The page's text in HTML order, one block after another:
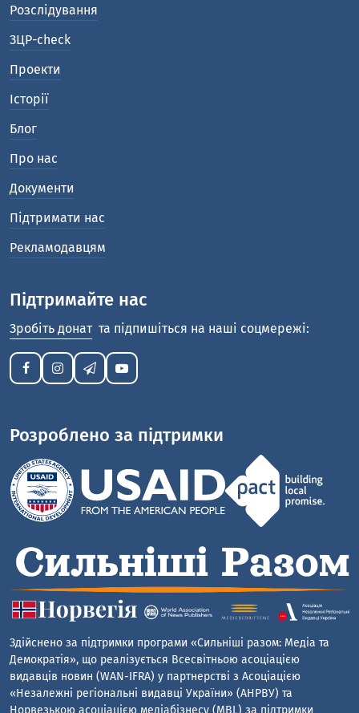
Розслідування
ЗЦР-check
Проекти
Історії
Блог
Про нас
Документи
Підтримати нас
Рекламодавцям
Підтримайте нас
Зробіть донат та підпишіться на наші соцмережі:
Розроблено за підтримки
Здійснено за підтримки програми «Сильніші разом: Медіа та
Демократія», що реалізується Всесвітньою асоціацією
видавців новин (WAN-IFRA) у партнерстві з Асоціацією
«Незалежні регіональні видавці України» (АНРВУ) та
Норвезькою асоціацією медіабізнесу (MBL) за підтримки